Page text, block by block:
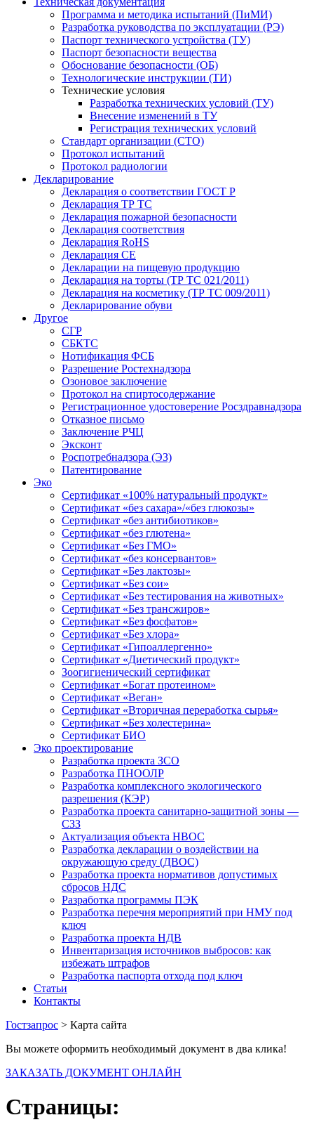
Программа и методика испытаний (ПиМИ)
Разработка руководства по эксплуатации (РЭ)
Паспорт технического устройства (ТУ)
Паспорт безопасности вещества
Обоснование безопасности (ОБ)
Технологические инструкции (ТИ)
Технические условия
Разработка технических условий (ТУ)
Внесение изменений в ТУ
Регистрация технических условий
Стандарт организации (СТО)
Протокол испытаний
Протокол радиологии
Декларирование
Декларация о соответствии ГОСТ Р
Декларация ТР ТС
Декларация пожарной безопасности
Декларация соответствия
Декларация RoHS
Декларация СЕ
Декларации на пищевую продукцию
Декларация на торты (ТР ТС 021/2011)
Декларация на косметику (ТР ТС 009/2011)
Декларирование обуви
Другое
СГР
СБКТС
Нотификация ФСБ
Разрешение Ростехнадзора
Озоновое заключение
Протокол на спиртосодержание
Регистрационное удостоверение Росздравнадзора
Отказное письмо
Заключение РЧЦ
Эксконт
Роспотребнадзора (ЭЗ)
Патентирование
Эко
Сертификат «100% натуральный продукт»
Сертификат «без сахара»/«без глюкозы»
Сертификат «без антибиотиков»
Сертификат «без глютена»
Сертификат «Без ГМО»
Сертификат «без консервантов»
Сертификат «Без лактозы»
Сертификат «Без сои»
Сертификат «Без тестирования на животных»
Сертификат «Без трансжиров»
Сертификат «Без фосфатов»
Сертификат «Без хлора»
Сертификат «Гипоаллергенно»
Сертификат «Диетический продукт»
Зоогигиенический сертификат
Сертификат «Богат протеином»
Сертификат «Веган»
Сертификат «Вторичная переработка сырья»
Сертификат «Без холестерина»
Сертификат БИО
Эко проектирование
Разработка проекта ЗСО
Разработка ПНООЛР
Разработка комплексного экологического
разрешения (КЭР)
Разработка проекта санитарно-защитной зоны —
СЗЗ
Актуализация объекта НВОС
Разработка декларации о воздействии на
окружающую среду (ДВОС)
Разработка проекта нормативов допустимых
сбросов НДС
Разработка программы ПЭК
Разработка перечня мероприятий при НМУ под
ключ
Разработка проекта НДВ
Инвентаризация источников выбросов: как
избежать штрафов
Разработка паспорта отхода под ключ
Статьи
Контакты
Гостзапрос > Карта сайта
Вы можете оформить необходимый документ в два клика!
ЗАКАЗАТЬ ДОКУМЕНТ ОНЛАЙН
Страницы: